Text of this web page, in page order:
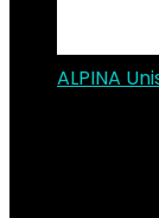
ALPINA